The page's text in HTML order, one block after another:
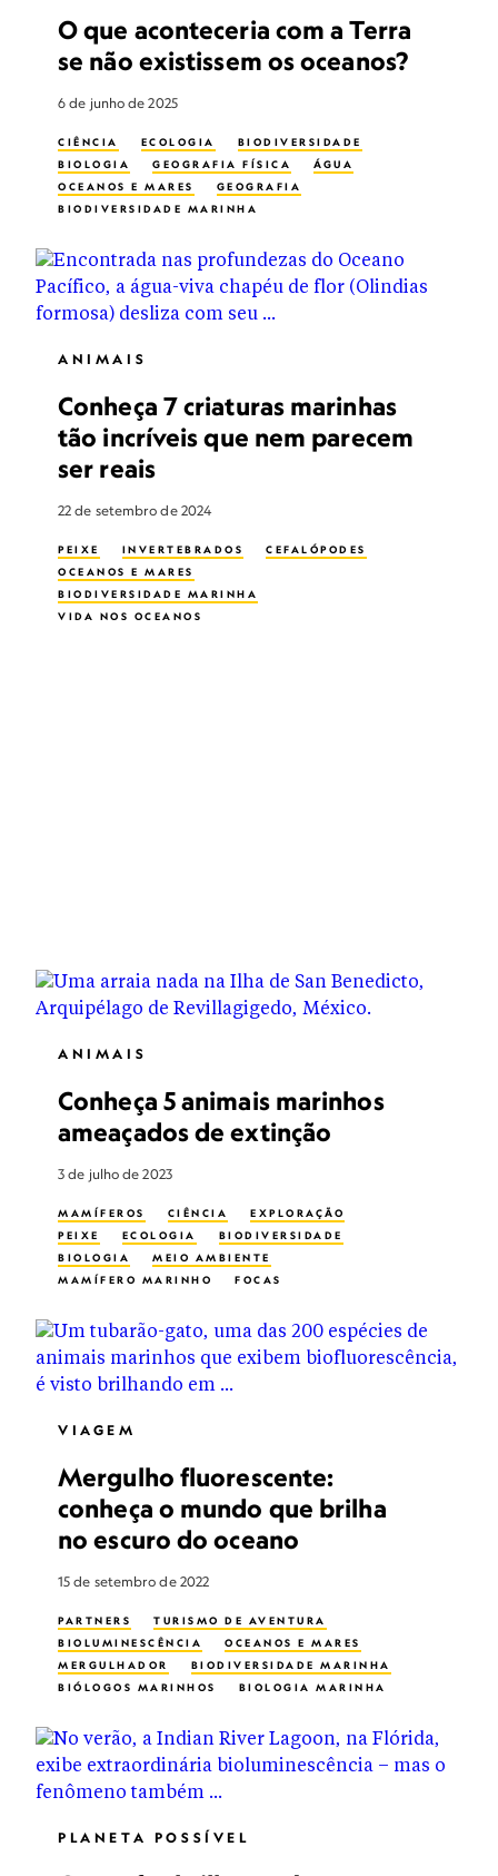
O que aconteceria com a Terra
se não existissem os oceanos?
6 de junho de 2025
CIÊNCIA ECOLOGIA
BIODIVERSIDADE
BIOLOGIA
GEOGRAFIA FÍSICA
ÁGUA
OCEANOS E MARES
GEOGRAFIA
BIODIVERSIDADE MARINHA
ANIMAIS
Conheça 7 criaturas marinhas
tão incríveis que nem parecem
ser reais
22 de setembro de 2024
PEIXE INVERTEBRADOS
CEFALÓPODES
OCEANOS E MARES
BIODIVERSIDADE MARINHA
VIDA NOS OCEANOS
ANIMAIS
Conheça 5 animais marinhos
ameaçados de extinção
3 de julho de 2023
MAMÍFEROS CIÊNCIA
EXPLORAÇÃO
PEIXE
ECOLOGIA
BIODIVERSIDADE
BIOLOGIA
MEIO AMBIENTE
MAMÍFERO MARINHO
FOCAS
BIODIVERSIDADE MARINHA
VIAGEM
Mergulho fluorescente:
conheça o mundo que brilha
no escuro do oceano
15 de setembro de 2022
PARTNERS
TURISMO DE AVENTURA
BIOLUMINESCÊNCIA
OCEANOS E MARES
MERGULHADOR
BIODIVERSIDADE MARINHA
BIÓLOGOS MARINHOS
BIOLOGIA MARINHA
PESQUISA
MERGULHO
PLANETA POSSÍVEL